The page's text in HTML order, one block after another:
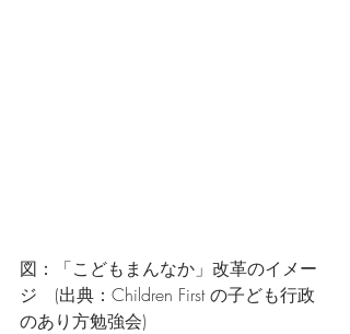
図：「こどもまんなか」改革のイメー
ジ　(出典：Children First の子ども行政
のあり方勉強会)